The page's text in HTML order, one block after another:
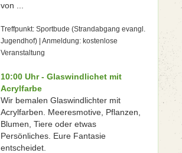
von ...
Treffpunkt: Sportbude (Strandabgang evangl.
Jugendhof) | Anmeldung: kostenlose
Veranstaltung
10:00 Uhr - Glaswindlichet mit
Acrylfarbe
Wir bemalen Glaswindlichter mit
Acrylfarben. Meeresmotive, Pflanzen,
Blumen, Tiere oder etwas
Persönliches. Eure Fantasie
entscheidet.